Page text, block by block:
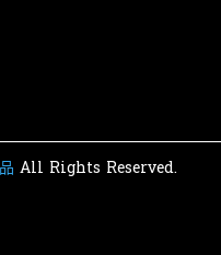
All Rights Reserved.